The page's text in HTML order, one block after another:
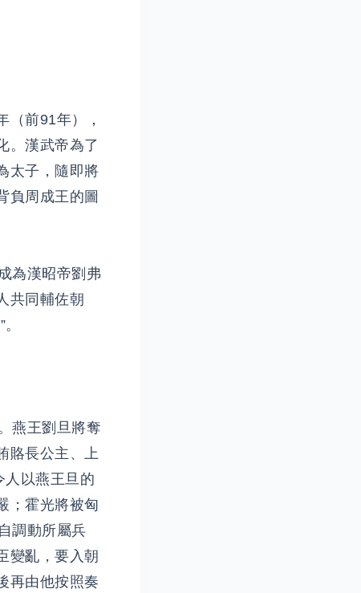
（前91年），
。漢武帝為了
太子，隨即將
負周成王的圖
為漢昭帝劉弗
共同輔佐朝
燕王劉旦將奪
賂長公主、上
人以燕王旦的
；霍光將被匈
調動所屬兵
變亂，要入朝
再由他按照奏